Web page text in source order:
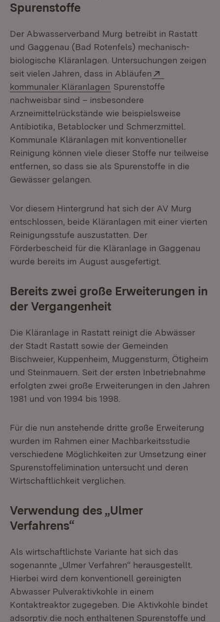
Spurenstoffe
Der Abwasserverband Murg betreibt in Rastatt
und Gaggenau (Bad Rotenfels) mechanisch-
biologische Kläranlagen. Untersuchungen zeigen
seit vielen Jahren, dass in Abläufen
kommunaler Kläranlagen (Öffnet in neuem Fenster)
Spurenstoffe
nachweisbar sind – insbesondere
Arzneimittelrückstände wie beispielsweise
Antibiotika, Betablocker und Schmerzmittel.
Kommunale Kläranlagen mit konventioneller
Reinigung können viele dieser Stoffe nur teilweise
entfernen, so dass sie als Spurenstoffe in die
Gewässer gelangen.
Vor diesem Hintergrund hat sich der AV Murg
entschlossen, beide Kläranlagen mit einer vierten
Reinigungsstufe auszustatten. Der
Förderbescheid für die Kläranlage in Gaggenau
wurde bereits im August ausgefertigt.
Bereits zwei große Erweiterungen in
der Vergangenheit
Die Kläranlage in Rastatt reinigt die Abwässer
der Stadt Rastatt sowie der Gemeinden
Bischweier, Kuppenheim, Muggensturm, Ötigheim
und Steinmauern. Seit der ersten Inbetriebnahme
erfolgten zwei große Erweiterungen in den Jahren
1981 und von 1994 bis 1998.
Für die nun anstehende dritte große Erweiterung
wurden im Rahmen einer Machbarkeitsstudie
verschiedene Möglichkeiten zur Umsetzung einer
Spurenstoffelimination untersucht und deren
Wirtschaftlichkeit verglichen.
Verwendung des „Ulmer
Verfahrens“
Als wirtschaftlichste Variante hat sich das
sogenannte „Ulmer Verfahren“ herausgestellt.
Hierbei wird dem konventionell gereinigten
Abwasser Pulveraktivkohle in einem
Kontaktreaktor zugegeben. Die Aktivkohle bindet
adsorptiv die noch enthaltenen Spurenstoffe und